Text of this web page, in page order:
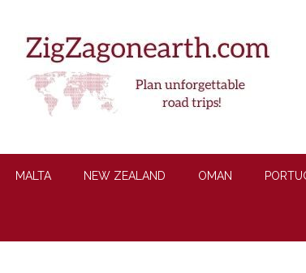
MALTA NEW ZEALAND OMAN